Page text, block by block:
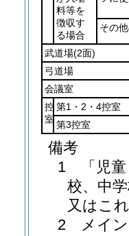
料等を
徴収す
る場合
その
武道場(2面)
弓道場
会議室
控
室
第1・2・4控室
第3控室
備考
1 「児童
校、中
又はこ
2 メイン